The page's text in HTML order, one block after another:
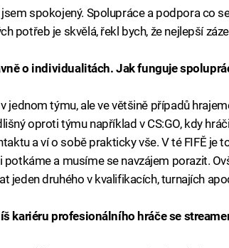
spokojený. Spolupráce a podpora co
potřeb je skvělá, řekl bych, že nejlepší
o individualitách. Jak funguje
jednom týmu, ale ve většině případů
oproti týmu například v CS:GO, kdy
a ví o sobě prakticky vše. V té FIFĚ je
potkáme a musíme se navzájem porazit.
jeden druhého v kvalifikacích, turnajích
kariéru profesionálního hráče se